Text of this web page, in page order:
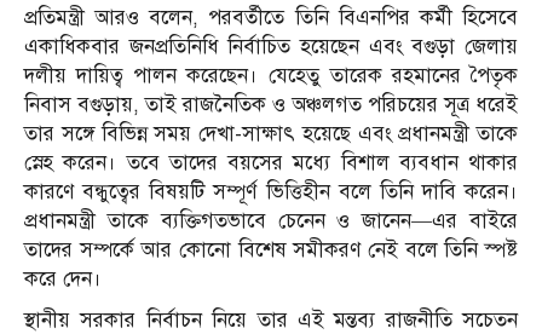
প্রতিমন্ত্রী আরও বলেন, পরবর্তীতে তিনি বিএনপির কর্মী হিসেবে
একাধিকবার জনপ্রতিনিধি নির্বাচিত হয়েছেন এবং বগুড়া জেলায়
দলীয় দায়িত্ব পালন করেছেন। যেহেতু তারেক রহমানের পৈতৃক
নিবাস বগুড়ায়, তাই রাজনৈতিক ও অঞ্চলগত পরিচয়ের সূত্র ধরেই
তার সঙ্গে বিভিন্ন সময় দেখা-সাক্ষাৎ হয়েছে এবং প্রধানমন্ত্রী তাকে
স্নেহ করেন। তবে তাদের বয়সের মধ্যে বিশাল ব্যবধান থাকার
কারণে বন্ধুত্বের বিষয়টি সম্পূর্ণ ভিত্তিহীন বলে তিনি দাবি করেন।
প্রধানমন্ত্রী তাকে ব্যক্তিগতভাবে চেনেন ও জানেন—এর বাইরে
তাদের সম্পর্কে আর কোনো বিশেষ সমীকরণ নেই বলে তিনি স্পষ্ট
করে দেন।
স্থানীয় সরকার নির্বাচন নিয়ে তার এই মন্তব্য রাজনীতি সচেতন